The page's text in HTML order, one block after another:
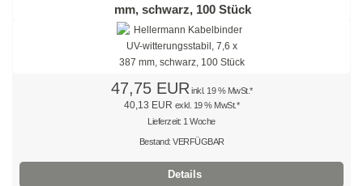
Spiralbohrer HSS, titanbeschichtet
mm, schwarz, 100 Stück
47,75 EUR inkl. 19 % MwSt.*
40,13 EUR exkl. 19 % MwSt.*
Lieferzeit: 1 Woche
Bestand: VERFÜGBAR
Details